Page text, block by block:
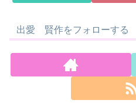
出愛 賢作をフォローする